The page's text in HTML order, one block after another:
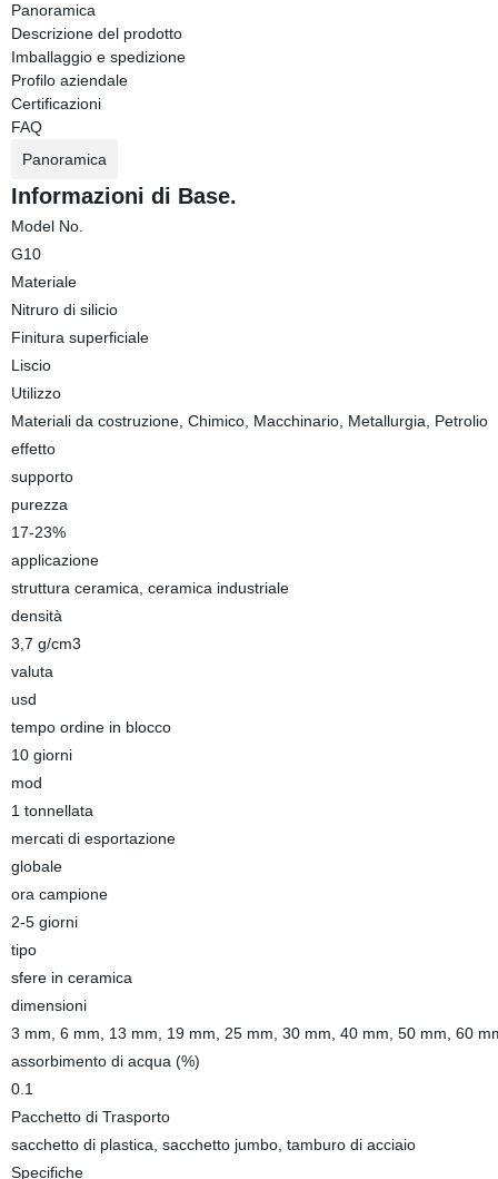
Panoramica
Descrizione del prodotto
Imballaggio e spedizione
Profilo aziendale
Certificazioni
FAQ
Panoramica
Informazioni di Base.
Model No.
G10
Materiale
Nitruro di silicio
Finitura superficiale
Liscio
Utilizzo
Materiali da costruzione, Chimico, Macchinario, Metallurgia, Petrolio
effetto
supporto
purezza
17-23%
applicazione
struttura ceramica, ceramica industriale
densità
3,7 g/cm3
valuta
usd
tempo ordine in blocco
10 giorni
mod
1 tonnellata
mercati di esportazione
globale
ora campione
2-5 giorni
tipo
sfere in ceramica
dimensioni
3 mm, 6 mm, 13 mm, 19 mm, 25 mm, 30 mm, 40 mm, 50 mm, 60
assorbimento di acqua (%)
0.1
Pacchetto di Trasporto
sacchetto di plastica, sacchetto jumbo, tamburo di acciaio
Specifiche